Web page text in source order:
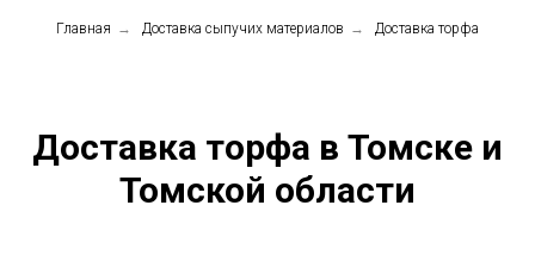
Главная → Доставка сыпучих материалов → Доставка торфа
Доставка торфа в Томске и
Томской области